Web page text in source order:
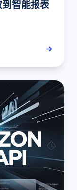
智能报表